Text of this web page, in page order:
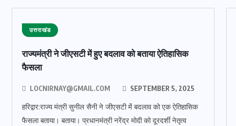
उत्तराखंड
राज्यमंत्री ने जीएसटी में हुए बदलाव को बताया ऐतिहासिक
फैसला
LOCNIRNAY@GMAIL.COM SEPTEMBER 5, 2025
हरिद्वार:राज्य मंत्री सुनील सैनी ने जीएसटी में बदलाव को एक ऐतिहासिक
फैसला बताया। बताया। प्रधानमंत्री नरेंद्र मोदी को दूरदर्शी नेतृत्व